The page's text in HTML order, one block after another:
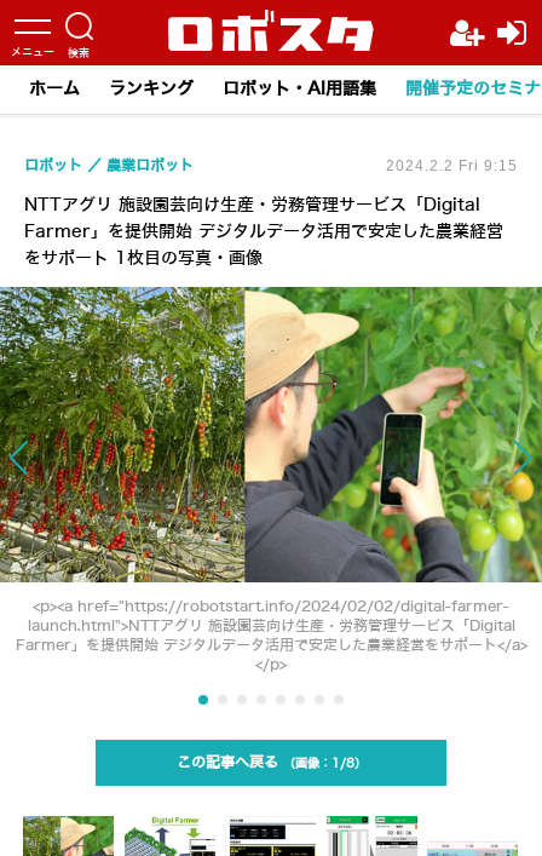
ホーム ランキング ロボット・AI用語集 開催予定のセミ
NTTアグリ 施設園芸向け生産・労務管理サービス「Digital
Farmer」を提供開始 デジタルデータ活用で安定した農業経営
をサポート 1枚目の写真・画像
ロボット 農業ロボット 2024.2.2 Fri 9:15
<p><a href="https://robotstart.info/2024/02/02/digital-farmer-
launch.html">NTTアグリ 施設園芸向け生産・労務管理サービス「Digital
Farmer」を提供開始 デジタルデータ活用で安定した農業経営をサポート</a>
</p>
この記事へ戻る 1/8